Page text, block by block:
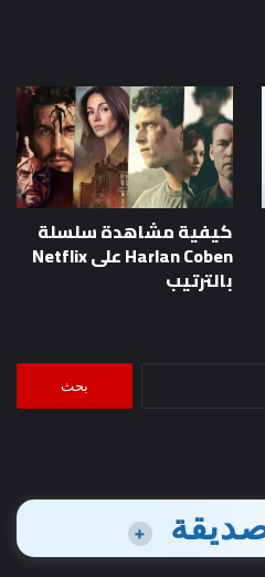
كيفية مشاهدة سلسلة
Harlan Coben على Netflix
بالترتيب
+